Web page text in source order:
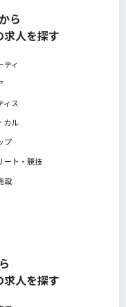
ら
人を探す
ティ
ィス
カル
プ
ート・競技
設
人を探す